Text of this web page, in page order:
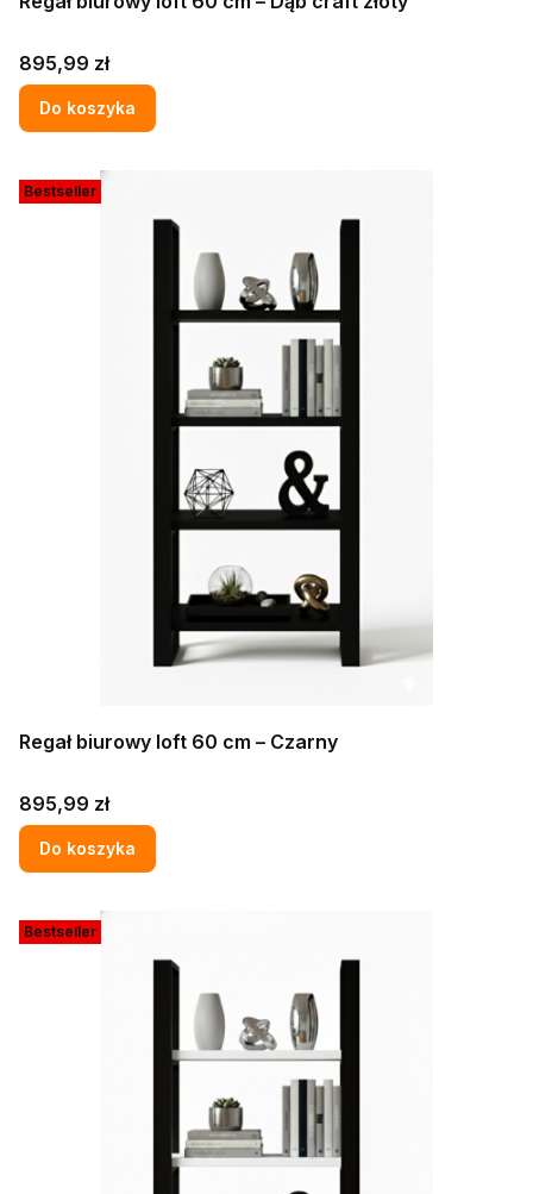
Cena
895,99 zł
Do koszyka
Bestseller
Regał biurowy loft 60 cm – Czarny
Cena
895,99 zł
Do koszyka
Bestseller